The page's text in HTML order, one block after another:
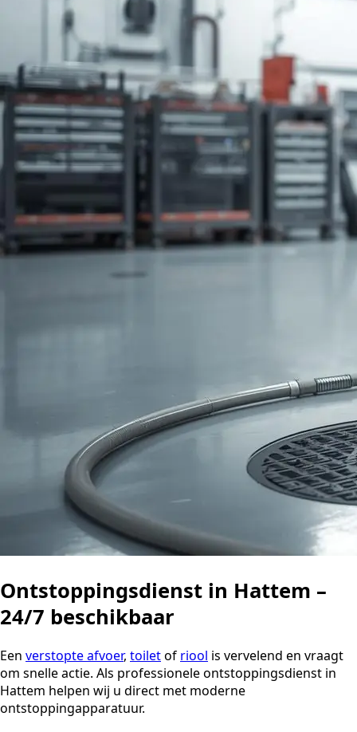
Ontstoppingsdienst in Hattem –
24/7 beschikbaar
Een verstopte afvoer, toiletof riool is vervelend en vraagt
om snelle actie. Als professionele ontstoppingsdienst in
Hattem helpen wij u direct met moderne
ontstoppingapparatuur.